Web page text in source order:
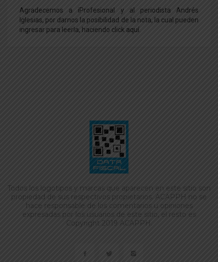
Agradecemos a iProfesional y al periodista Andrés
Iglesias, por darnos la posibilidad de la nota, la cual pueden
ingresar para leerla, haciendo click aquí
Todos los logotipos y marcas que aparecen en este sitio son
propiedad de sus respectivos propietarios. ACAPPH no se
hace responsable de los comentarios u opiniones
expresadas por los usuarios de este sitio, el resto es
Copyright 2019 ACAPPH.